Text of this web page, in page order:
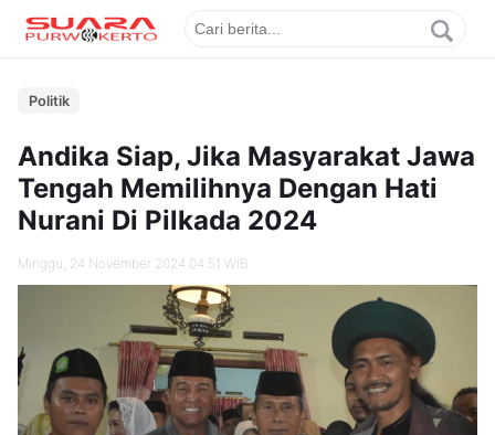
Politik
Andika Siap, Jika Masyarakat Jawa
Tengah Memilihnya Dengan Hati
Nurani Di Pilkada 2024
Minggu, 24 November 2024 04.51 WIB